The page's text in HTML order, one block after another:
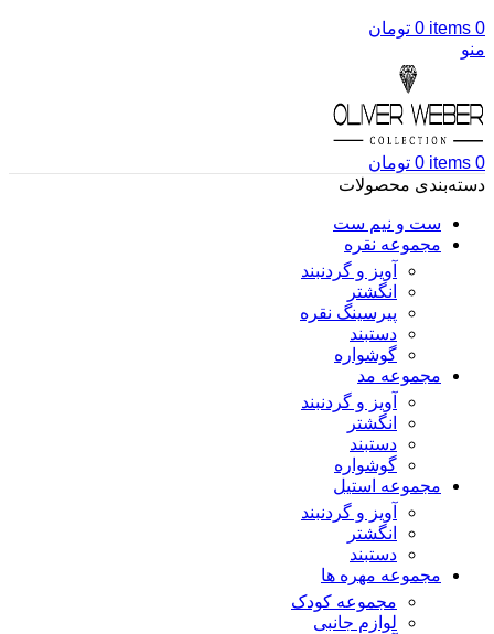
0
items
0 تومان
منو
0
items
0 تومان
دسته‌بندی محصولات
ست و نیم ست
مجموعه نقره
آویز و گردنبند
انگشتر
پیرسینگ نقره
دستبند
گوشواره
مجموعه مد
آویز و گردنبند
انگشتر
دستبند
گوشواره
مجموعه استیل
آویز و گردنبند
انگشتر
دستبند
مجموعه مهره ها
مجموعه کودک
لوازم جانبی